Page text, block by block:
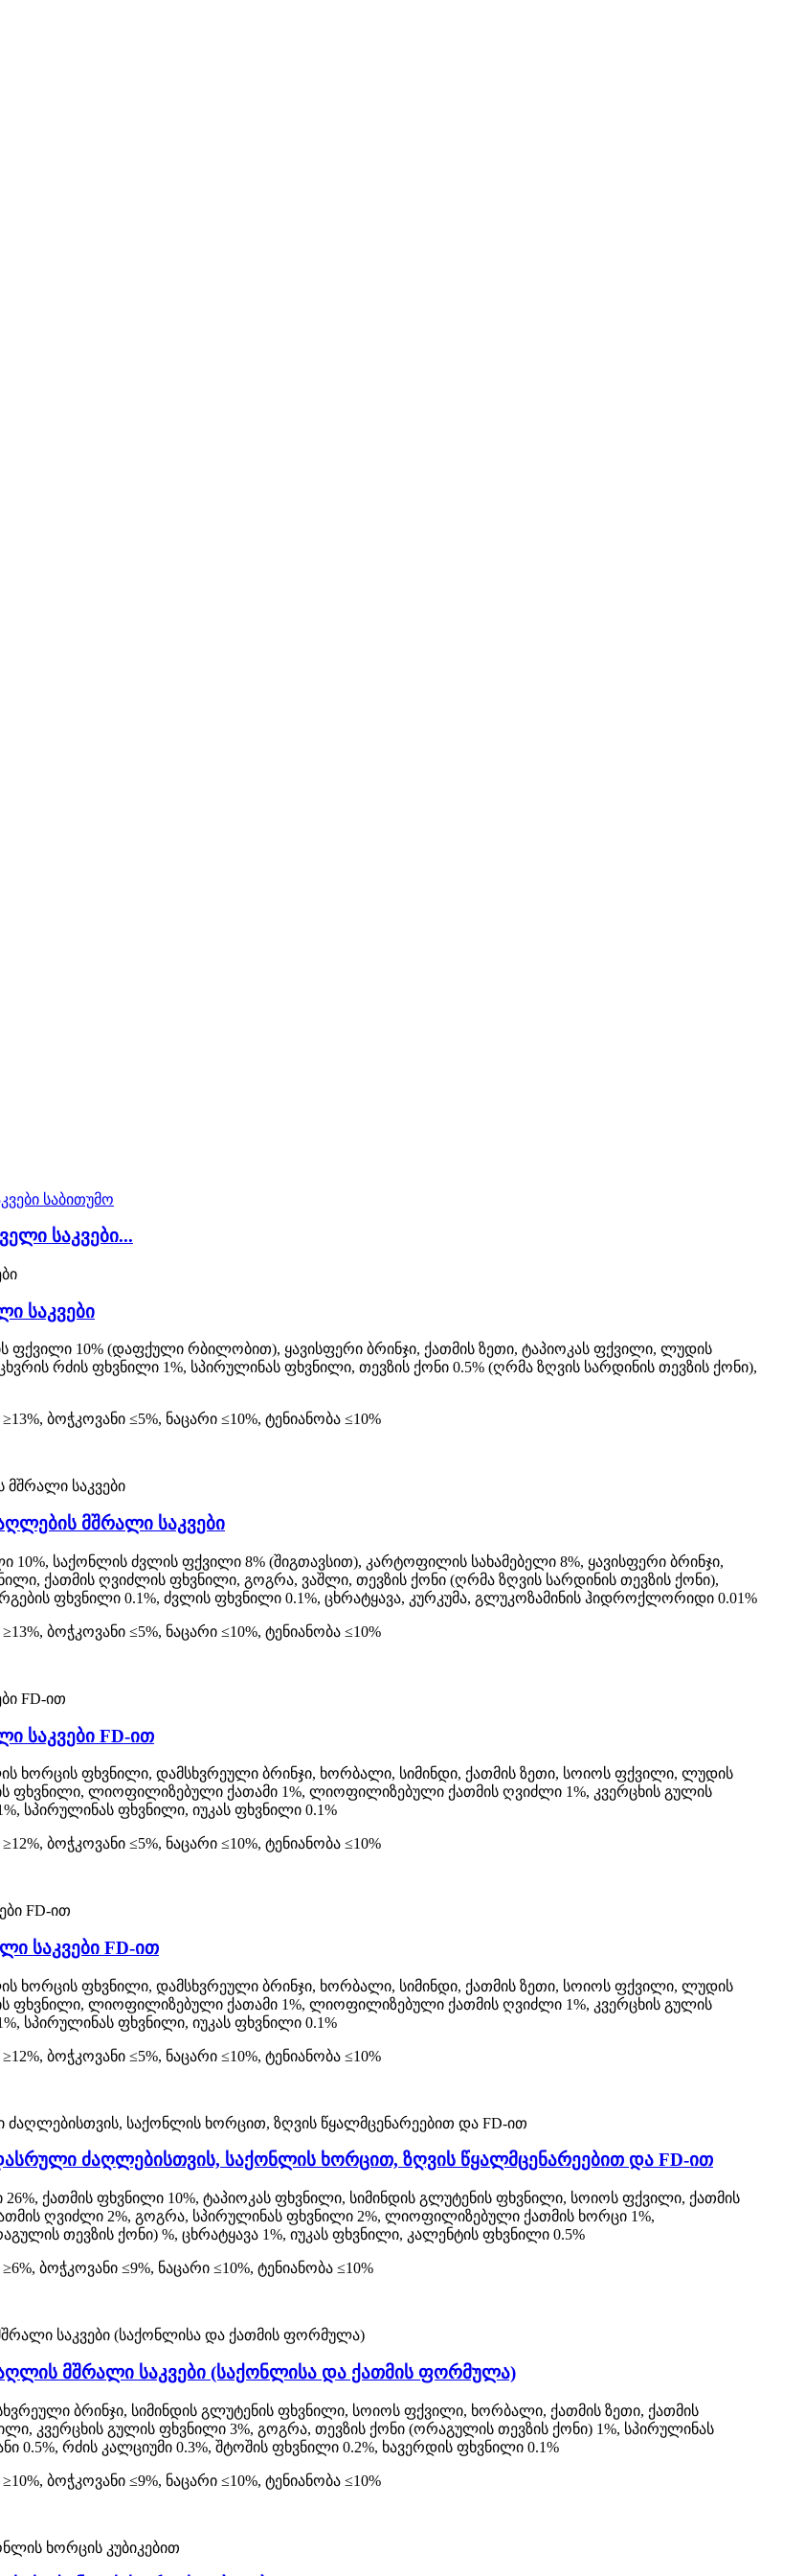
საკვები...
საკვები
ფქვილი 10% (დაფქული რბილობით), ყავისფერი ბრინჯი, ქათმის ზეთი, ტაპიოკას ფქვილი, ლუდის
რძის ფხვნილი 1%, სპირულინას ფხვნილი, თევზის ქონი 0.5% (ღრმა ზღვის სარდინის თევზის ქონი),
ბოჭკოვანი ≤5%, ნაცარი ≤10%, ტენიანობა ≤10%
მშრალი საკვები
10%, საქონლის ძვლის ფქვილი 8% (შიგთავსით), კარტოფილის სახამებელი 8%, ყავისფერი ბრინჯი,
ქათმის ღვიძლის ფხვნილი, გოგრა, ვაშლი, თევზის ქონი (ღრმა ზღვის სარდინის თევზის ქონი),
ფხვნილი 0.1%, ძვლის ფხვნილი 0.1%, ცხრატყავა, კურკუმა, გლუკოზამინის ჰიდროქლორიდი 0.01%
ბოჭკოვანი ≤5%, ნაცარი ≤10%, ტენიანობა ≤10%
საკვები FD-ით
ხორცის ფხვნილი, დამსხვრეული ბრინჯი, ხორბალი, სიმინდი, ქათმის ზეთი, სოიოს ფქვილი, ლუდის
ფხვნილი, ლიოფილიზებული ქათამი 1%, ლიოფილიზებული ქათმის ღვიძლი 1%, კვერცხის გულის
სპირულინას ფხვნილი, იუკას ფხვნილი 0.1%
ბოჭკოვანი ≤5%, ნაცარი ≤10%, ტენიანობა ≤10%
საკვები FD-ით
ხორცის ფხვნილი, დამსხვრეული ბრინჯი, ხორბალი, სიმინდი, ქათმის ზეთი, სოიოს ფქვილი, ლუდის
ფხვნილი, ლიოფილიზებული ქათამი 1%, ლიოფილიზებული ქათმის ღვიძლი 1%, კვერცხის გულის
სპირულინას ფხვნილი, იუკას ფხვნილი 0.1%
ბოჭკოვანი ≤5%, ნაცარი ≤10%, ტენიანობა ≤10%
ძაღლებისთვის, საქონლის ხორცით, ზღვის წყალმცენარეებით და FD-ით
ქათმის ფხვნილი 10%, ტაპიოკას ფხვნილი, სიმინდის გლუტენის ფხვნილი, სოიოს ფქვილი, ქათმის
ღვიძლი 2%, გოგრა, სპირულინას ფხვნილი 2%, ლიოფილიზებული ქათმის ხორცი 1%,
თევზის ქონი) %, ცხრატყავა 1%, იუკას ფხვნილი, კალენტის ფხვნილი 0.5%
ბოჭკოვანი ≤9%, ნაცარი ≤10%, ტენიანობა ≤10%
მშრალი საკვები (საქონლისა და ქათმის ფორმულა)
ბრინჯი, სიმინდის გლუტენის ფხვნილი, სოიოს ფქვილი, ხორბალი, ქათმის ზეთი, ქათმის
კვერცხის გულის ფხვნილი 3%, გოგრა, თევზის ქონი (ორაგულის თევზის ქონი) 1%, სპირულინას
0.5%, რძის კალციუმი 0.3%, შტოშის ფხვნილი 0.2%, ხავერდის ფხვნილი 0.1%
ბოჭკოვანი ≤9%, ნაცარი ≤10%, ტენიანობა ≤10%